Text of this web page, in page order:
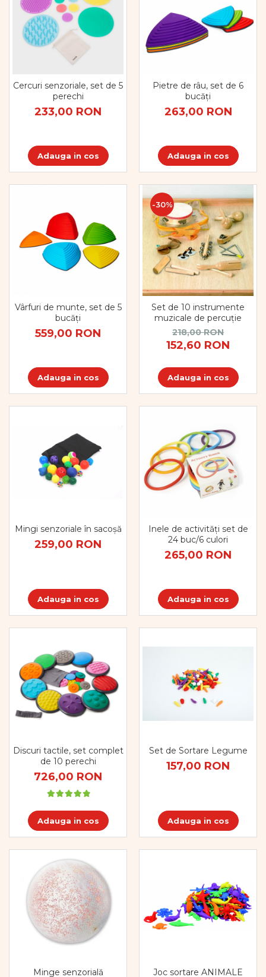
Anatomie
Comunicare
Dezvoltare timpurie
Joc imaginativ
Jucării interactive
Lumina
Matematica
Pregătire pentru școală
Mărgele de călcat HAMA
Hama Maxi Sticks
Margele HAMA MAXI
Perceperea timpului -
Stimulare olfactivă
Stimulare tactila
Stimulare vizuala
Cercuri senzoriale, set de 5
perechi
233,00 RON
Adauga in cos
Pietre de râu, set de 6
bucăți
263,00 RON
Adauga in cos
Vârfuri de munte, set de 5
bucăți
559,00 RON
Adauga in cos
-30%
Set de 10 instrumente
muzicale de percuție
218,00 RON
152,60 RON
Adauga in cos
Mingi senzoriale în sacoșă
259,00 RON
Adauga in cos
Inele de activități set de
24 buc/6 culori
265,00 RON
Adauga in cos
Discuri tactile, set complet
de 10 perechi
726,00 RON
Adauga in cos
Set de Sortare Legume
157,00 RON
Adauga in cos
Minge senzorială Joc sortare ANIMALE